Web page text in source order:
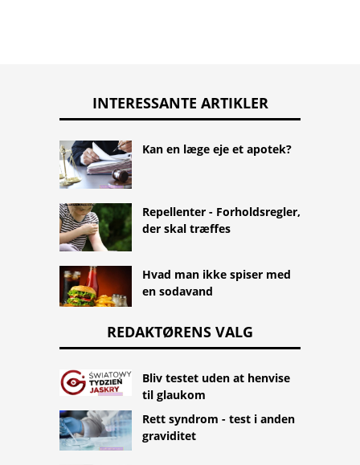
INTERESSANTE ARTIKLER
Kan en læge eje et apotek?
Repellenter - Forholdsregler,
der skal træffes
Hvad man ikke spiser med
en sodavand
REDAKTØRENS VALG
Bliv testet uden at henvise
til glaukom
Rett syndrom - test i anden
graviditet